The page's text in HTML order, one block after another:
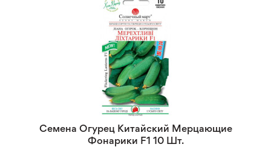
Семена Огурец Китайский Мерцающие
Фонарики F1 10 Шт.